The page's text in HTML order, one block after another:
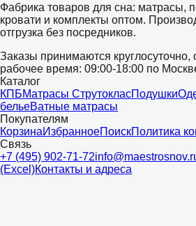
Фабрика товаров для сна: матрасы,
кровати и комплекты оптом.
отгрузка без посредников.
Заказы принимаются
рабочее время: 09:00-18:00 по
Каталог
КПБМатрасы СтрутокласПодушки
бельеВатные матрасы
Покупателям
КорзинаИзбранноеПоискПолитика
Связь
+7 (495) 902-71-72
(Excel)Контакты и адреса